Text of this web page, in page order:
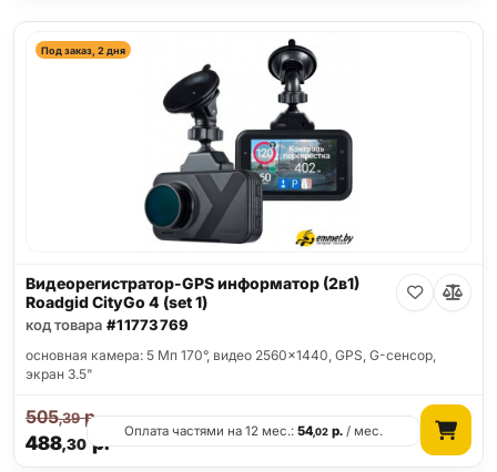
Под заказ, 2 дня
Видеорегистратор-GPS информатор (2в1)
Roadgid CityGo 4 (set 1)
код товара #11773769
основная камера: 5 Мп 170°, видео 2560x1440, GPS, G-сенсор,
экран 3.5"
488,30р.
505,39р.
Оплата частями на 12 мес.:54,02 р. / мес.